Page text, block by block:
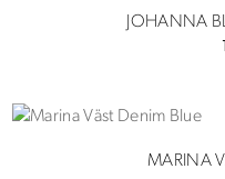
JOHANNA
MARINA